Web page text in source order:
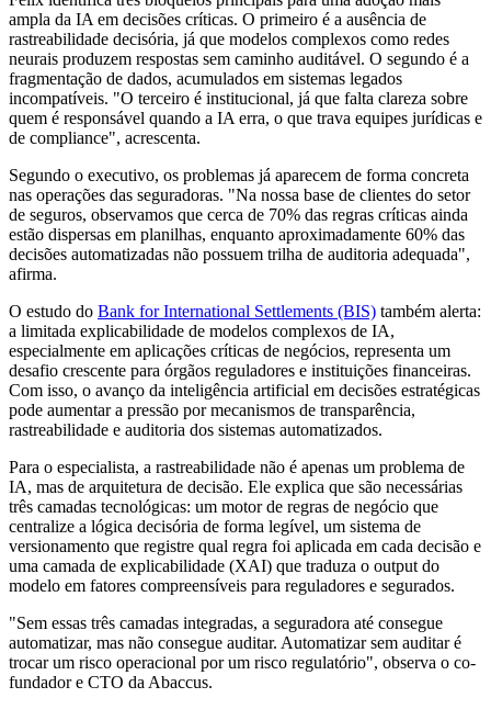
ampla da IA em decisões críticas. O primeiro é a ausência de
rastreabilidade decisória, já que modelos complexos como redes
neurais produzem respostas sem caminho auditável. O segundo é a
fragmentação de dados, acumulados em sistemas legados
incompatíveis. "O terceiro é institucional, já que falta clareza sobre
quem é responsável quando a IA erra, o que trava equipes jurídicas e
de compliance", acrescenta.
Segundo o executivo, os problemas já aparecem de forma concreta
nas operações das seguradoras. "Na nossa base de clientes do setor
de seguros, observamos que cerca de 70% das regras críticas ainda
estão dispersas em planilhas, enquanto aproximadamente 60% das
decisões automatizadas não possuem trilha de auditoria adequada",
afirma.
O estudo do Bank for International Settlements (BIS) também alerta:
a limitada explicabilidade de modelos complexos de IA,
especialmente em aplicações críticas de negócios, representa um
desafio crescente para órgãos reguladores e instituições financeiras.
Com isso, o avanço da inteligência artificial em decisões estratégicas
pode aumentar a pressão por mecanismos de transparência,
rastreabilidade e auditoria dos sistemas automatizados.
Para o especialista, a rastreabilidade não é apenas um problema de
IA, mas de arquitetura de decisão. Ele explica que são necessárias
três camadas tecnológicas: um motor de regras de negócio que
centralize a lógica decisória de forma legível, um sistema de
versionamento que registre qual regra foi aplicada em cada decisão e
uma camada de explicabilidade (XAI) que traduza o output do
modelo em fatores compreensíveis para reguladores e segurados.
"Sem essas três camadas integradas, a seguradora até consegue
automatizar, mas não consegue auditar. Automatizar sem auditar é
trocar um risco operacional por um risco regulatório", observa o co-
fundador e CTO da Abaccus.